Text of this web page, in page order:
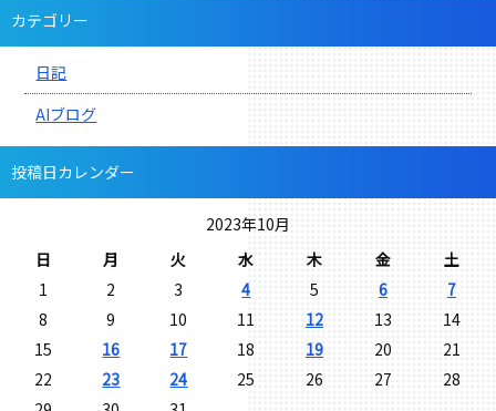
カテゴリー
日記
AIブログ
投稿日カレンダー
2023年10月
日
月 火 水 木 金 土
1 2 3 4 5 6
7
8
9 10 11 12 13
14
15
16 17 18 19 20
21
22
23 24 25 26 27
28